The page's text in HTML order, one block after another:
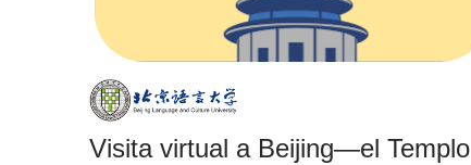
Visita virtual a Beijing—el Templo